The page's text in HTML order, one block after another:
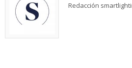
Redacción